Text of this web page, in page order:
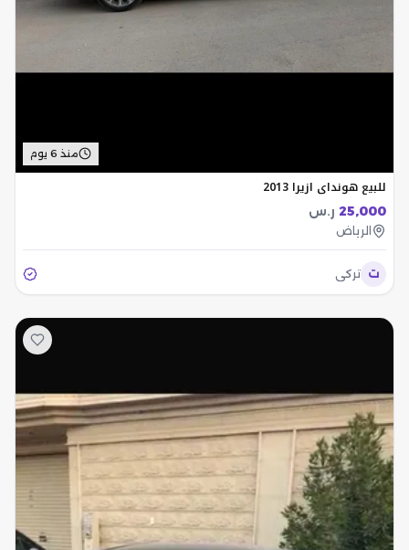
منذ 6 يوم
للبيع هونداي ازيرا 2013
25,000 ر.س
الرياض
ت تركي